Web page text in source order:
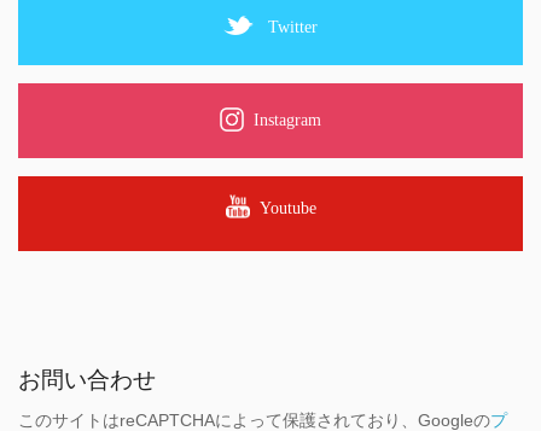
Twitter
Instagram
Youtube
お問い合わせ
このサイトはreCAPTCHAによって保護されており、Googleのプ